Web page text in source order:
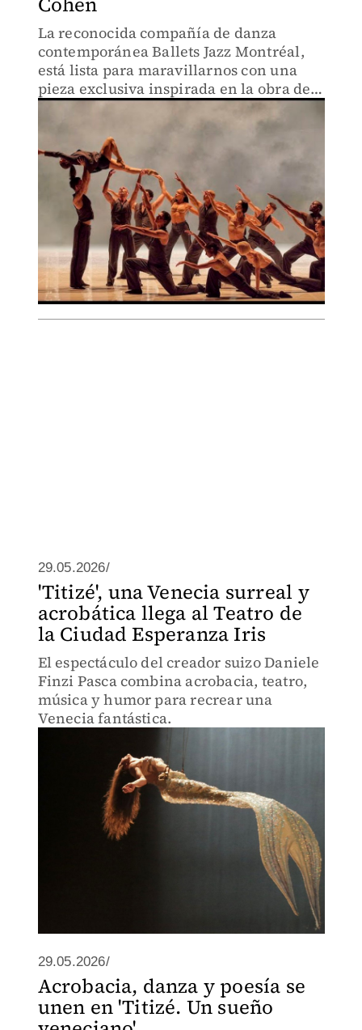
La reconocida compañía de danza
contemporánea Ballets Jazz Montréal,
está lista para maravillarnos con una
pieza exclusiva inspirada en la obra del
poeta y compositor nacido en Montreal.
29.05.2026/
'Titizé', una Venecia surreal y
acrobática llega al Teatro de
la Ciudad Esperanza Iris
El espectáculo del creador suizo Daniele
Finzi Pasca combina acrobacia, teatro,
música y humor para recrear una
Venecia fantástica.
29.05.2026/
Acrobacia, danza y poesía se
unen en 'Titizé. Un sueño